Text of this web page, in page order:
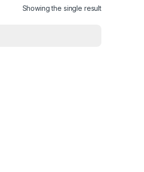
Showing the single result